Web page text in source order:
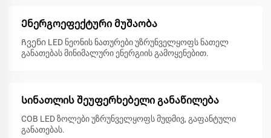
Ენერგოეფექტური მუშაობა
Ჩვენი LED ნეონის ნათურები უზრუნველყოფს ნათელ
განათებას მინიმალური ენერგიის გამოყენებით.
Სინათლის შეუფერხებელი განაწილება
COB LED ზოლები უზრუნველყოფს მუდმივ, გაფანტული
განათებას.